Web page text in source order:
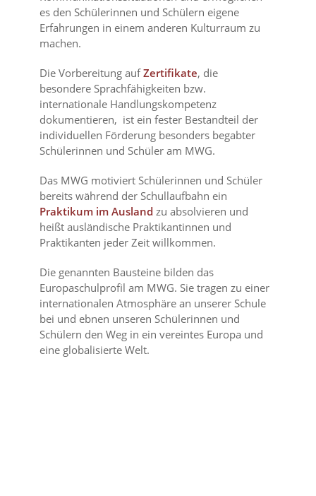
es den Schülerinnen und Schülern eigene
Erfahrungen in einem anderen Kulturraum zu
machen.
Die Vorbereitung aufZertifikate, die
besondere Sprachfähigkeiten bzw.
internationale Handlungskompetenz
dokumentieren, ist ein fester Bestandteil der
individuellen Förderung besonders begabter
Schülerinnen und Schüler am MWG.
Das MWG motiviert Schülerinnen und Schüler
bereits während der Schullaufbahn ein
Praktikum im Ausland zu absolvieren und
heißt ausländische Praktikantinnen und
Praktikanten jeder Zeit willkommen.
Die genannten Bausteine bilden das
Europaschulprofil am MWG. Sie tragen zu einer
internationalen Atmosphäre an unserer Schule
bei und ebnen unseren Schülerinnen und
Schülern den Weg in ein vereintes Europa und
eine globalisierte Welt.